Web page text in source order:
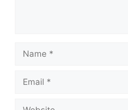
Name
Email
Website